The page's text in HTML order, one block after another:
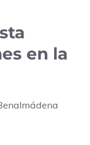
en la